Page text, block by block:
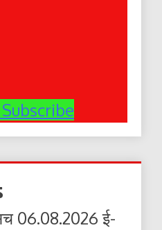
Subscribe
06.08.2026 ई-